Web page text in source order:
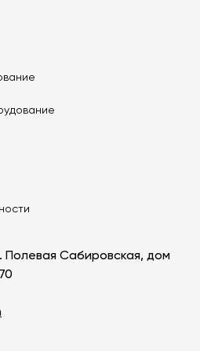
трибуны
Полевая Сабировская, дом